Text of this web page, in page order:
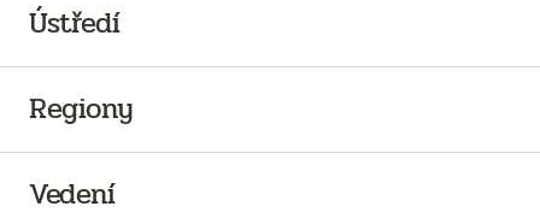
Ústředí
Regiony
Vedení